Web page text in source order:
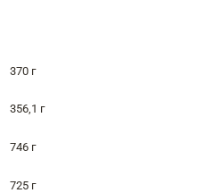
370 г
356,1 г
746 г
725 г